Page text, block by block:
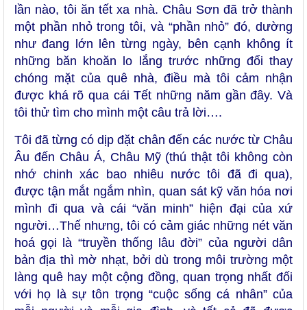
lần nào, tôi ăn tết xa nhà. Châu Sơn đã trở thành
một phần nhỏ trong tôi, và “phần nhỏ” đó, dường
như đang lớn lên từng ngày, bên cạnh không ít
những băn khoăn lo lắng trước những đổi thay
chóng mặt của quê nhà, điều mà tôi cảm nhận
được khá rõ qua cái Tết những năm gần đây. Và
tôi thử tìm cho mình một câu trả lời….
Tôi đã từng có dịp đặt chân đến các nước từ Châu
Âu đến Châu Á, Châu Mỹ (thú thật tôi không còn
nhớ chinh xác bao nhiêu nước tôi đã đi qua),
được tận mắt ngắm nhìn, quan sát kỹ văn hóa nơi
mình đi qua và cái “văn minh” hiện đại của xứ
người…Thế nhưng, tôi có cảm giác những nét văn
hoá gọi là “truyền thống lâu đời” của người dân
bản địa thì mờ nhạt, bởi dù trong môi trường một
làng quê hay một cộng đồng, quan trọng nhất đối
với họ là sự tôn trọng “cuộc sống cá nhân” của